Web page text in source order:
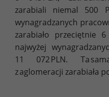
zarabiali niemal 500
wynagradzanych
zarabiało przeciętnie
najwyżej
11 072 PLN. Ta
z aglomeracji zarabiała